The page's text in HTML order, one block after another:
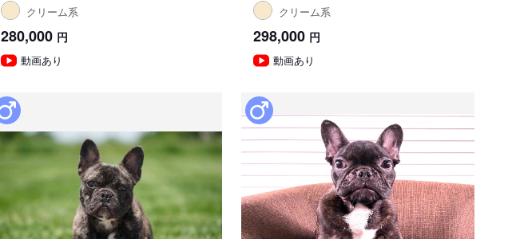
クリーム系
280,000 円
動画あり
クリーム系
298,000 円
動画あり